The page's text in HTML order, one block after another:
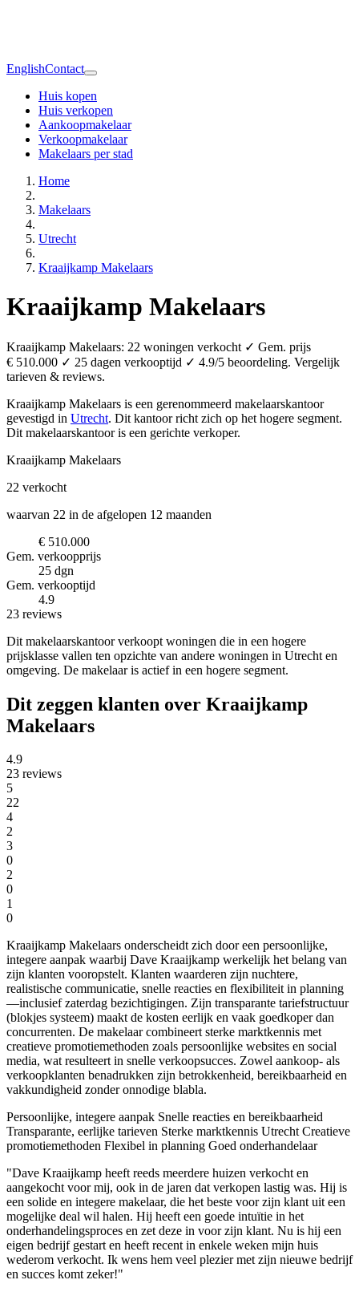
EnglishContact
Huis kopen
Huis verkopen
Aankoopmakelaar
Verkoopmakelaar
Makelaars per stad
Home
Makelaars
Utrecht
Kraaijkamp Makelaars
Kraaijkamp Makelaars
Kraaijkamp Makelaars: 22 woningen verkocht ✓ Gem. prijs
€ 510.000 ✓ 25 dagen verkooptijd ✓ 4.9/5 beoordeling. Vergelijk
tarieven & reviews.
Kraaijkamp Makelaars is een gerenommeerd makelaarskantoor
gevestigd in Utrecht. Dit kantoor richt zich op het hogere segment.
Dit makelaarskantoor is een gerichte verkoper.
Kraaijkamp Makelaars
22 verkocht
waarvan 22 in de afgelopen 12 maanden
€ 510.000
Gem. verkoopprijs
25 dgn
Gem. verkooptijd
4.9
23 reviews
Dit makelaarskantoor verkoopt woningen die in een hogere
prijsklasse vallen ten opzichte van andere woningen in Utrecht en
omgeving. De makelaar is actief in een hogere segment.
Dit zeggen klanten over Kraaijkamp
Makelaars
4.9
23 reviews
5
22
4
2
3
0
2
0
1
0
Kraaijkamp Makelaars onderscheidt zich door een persoonlijke,
integere aanpak waarbij Dave Kraaijkamp werkelijk het belang van
zijn klanten vooropstelt. Klanten waarderen zijn nuchtere,
realistische communicatie, snelle reacties en flexibiliteit in planning
—inclusief zaterdag bezichtigingen. Zijn transparante tariefstructuur
(blokjes systeem) maakt de kosten eerlijk en vaak goedkoper dan
concurrenten. De makelaar combineert sterke marktkennis met
creatieve promotiemethoden zoals persoonlijke websites en social
media, wat resulteert in snelle verkoopsucces. Zowel aankoop- als
verkoopklanten benadrukken zijn betrokkenheid, bereikbaarheid en
vakkundigheid zonder onnodige blabla.
Persoonlijke, integere aanpak Snelle reacties en bereikbaarheid
Transparante, eerlijke tarieven Sterke marktkennis UtrechtCreatieve
promotiemethoden Flexibel in planning Goed onderhandelaar
"Dave Kraaijkamp heeft reeds meerdere huizen verkocht en
aangekocht voor mij, ook in de jaren dat verkopen lastig was. Hij is
een solide en integere makelaar, die het beste voor zijn klant uit een
mogelijke deal wil halen. Hij heeft een goede intuïtie in het
onderhandelingsproces en zet deze in voor zijn klant. Nu is hij een
eigen bedrijf gestart en heeft recent in enkele weken mijn huis
wederom verkocht. Ik wens hem veel plezier met zijn nieuwe bedrijf
en succes komt zeker!"